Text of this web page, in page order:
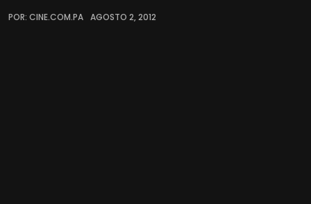
POR: CINE.COM.PA AGOSTO 2, 2012